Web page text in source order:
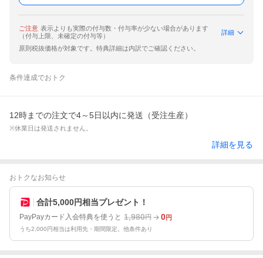
ご注意 表示よりも実際の付与数・付与率が少ない場合があります
（付与上限、未確定の付与等）
詳細
原則税抜価格が対象です。特典詳細は内訳でご確認ください。
条件達成でおトク
12時までの注文で4～5日以内に発送（受注生産）
※休業日は発送されません。
詳細を見る
おトクなお知らせ
合計5,000円相当プレゼント！
PayPayカード入会特典を使うと 1,980円 0円
うち2,000円相当は利用先・期間限定。他条件あり